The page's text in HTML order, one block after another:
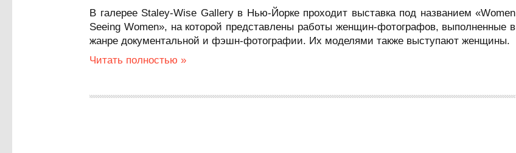
В галерее Staley-Wise Gallery в Нью-Йорке проходит выставка под названием «Women
Seeing Women», на которой представлены работы женщин-фотографов, выполненные в
жанре документальной и фэшн-фотографии. Их моделями также выступают женщины.
Читать полностью »